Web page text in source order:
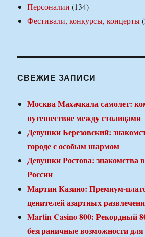
Персоналии (134)
Фестивали, конкурсы, концерты
СВЕЖИЕ ЗАПИСИ
Москва Махачкала самолет:
путешествие между столицами
Девушки Березовский:
городе с особым шармом
Девушки Ростова: знакомства
России
Мартин Казино: Премиум-
ценителей азартных
Martin Casino 800: Рекордный
безграничные возможности